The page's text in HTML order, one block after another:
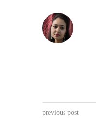
previous post